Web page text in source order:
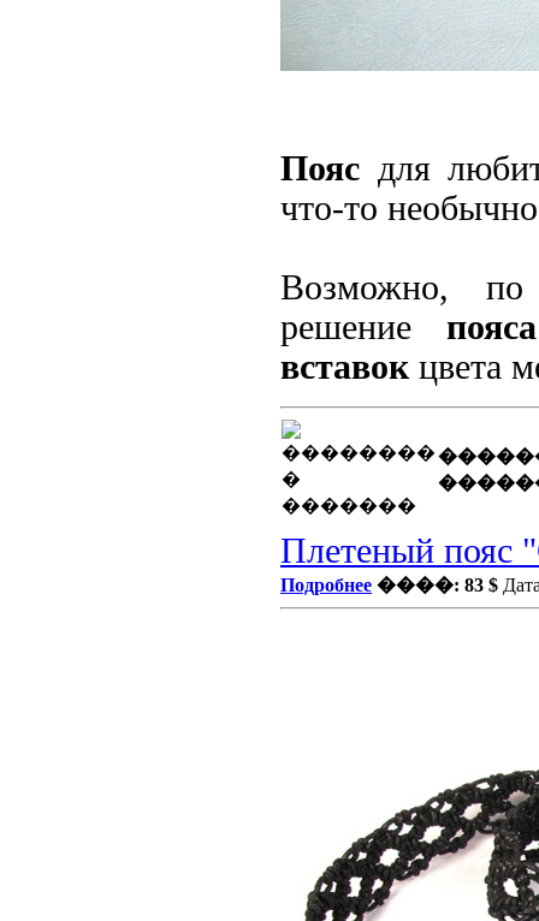
Пояс для
что-то
Возможно,
решение пояса
вставок цвета
Плетеный пояс
Подробнее ����: 83 $